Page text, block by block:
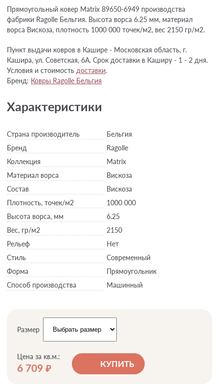
Прямоугольный ковер Matrix 89650-6949 производства
фабрики Ragolle Бельгия. Высота ворса 6.25 мм, материал
ворса Вискоза, плотность 1000 000 точек/м2, вес 2150 гр/м2.
Пункт выдачи ковров в Кашире - Московская область, г.
Кашира, ул. Советская, 6А. Срок доставки в Каширу - 1 - 2 дня.
Условия и стоимость доставки.
Бренд: Ковры Ragolle Бельгия
Характеристики
Страна производитель
Бельгия
Бренд
Ragolle
Коллекция
Matrix
Материал ворса
Вискоза
Состав
Вискоза
Плотность, точек/м2
1000 000
Высота ворса, мм
6.25
Вес, гр/м2
2150
Рельеф
Нет
Стиль
Современный
Форма
Прямоугольник
Способ производства
Машинный
Размер
Цена за кв.м.:
6 709 руб. КУПИТЬ